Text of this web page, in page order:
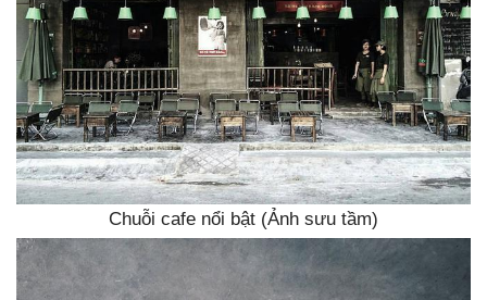
Chuỗi cafe nổi bật (Ảnh sưu tầm)